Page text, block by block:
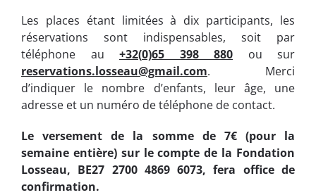
Les places étant limitées à dix participants, les
réservations sont indispensables, soit par
téléphone au +32(0)65 398 880
ou sur
reservations.losseau@gmail.com. Merci
d’indiquer le nombre d’enfants, leur âge, une
adresse et un numéro de téléphone de contact.
Le versement de la somme de 7€ (pour la
semaine entière) sur le compte de la Fondation
Losseau, BE27 2700 4869 6073, fera office de
confirmation.